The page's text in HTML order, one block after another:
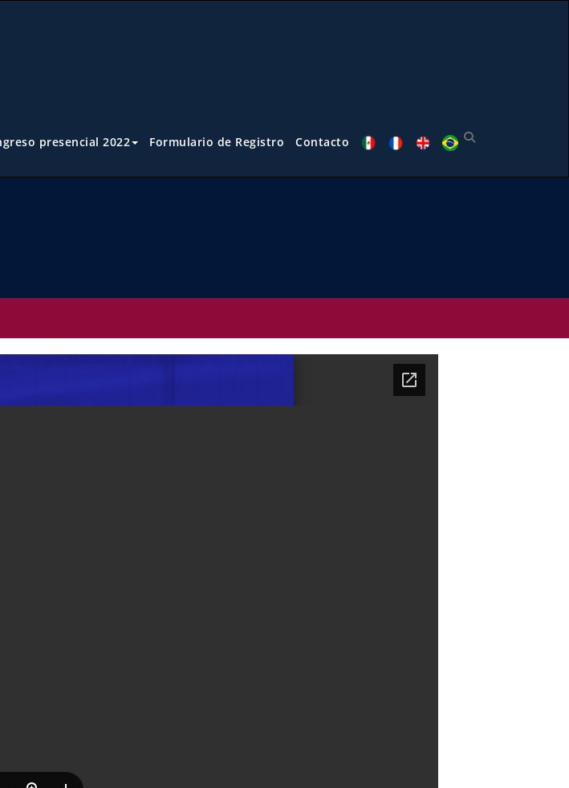
presencial 2022 Formulario de Registro Contacto